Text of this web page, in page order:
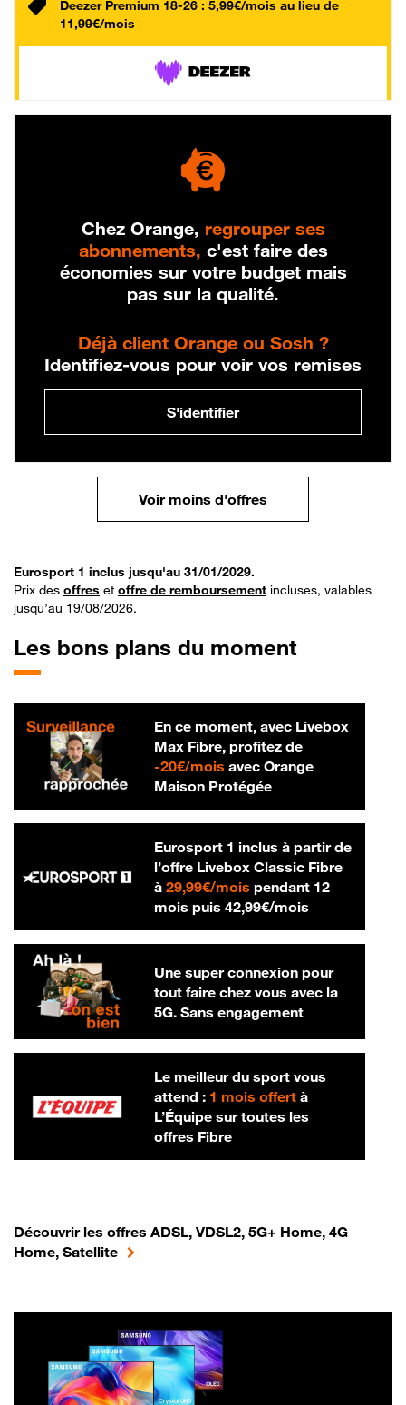
Deezer Premium 18-26 : 5,99€/mois au lieu de
11,99€/mois
Chez Orange, regrouper ses
abonnements, c'est faire des
économies sur votre budget mais
pas sur la qualité.
Déjà client Orange ou Sosh ?
Identifiez-vous pour voir vos remises
S'identifier
Voir moins d'offres
Eurosport 1 inclus jusqu'au 31/01/2029.
Prix des offres et offre de remboursement incluses, valables
jusqu’au 19/08/2026.
Les bons plans du moment
En ce moment, avec Livebox
Max Fibre, profitez de
-20€/mois20 € par mois
avec Orange
Maison Protégée
Eurosport 1 inclus à partir de
l’offre Livebox Classic Fibre
à 29,99€/mois29,99 € par mois
pendant 12
mois puis 42,99€/mois42,99 € par
Une super connexion pour
tout faire chez vous avec la
5G. Sans engagement
Le meilleur du sport vous
attend : 1 mois offertà
L’Équipe sur toutes les
offres Fibre
Découvrir les offres ADSL, VDSL2, 5G+ Home, 4G
Home, Satellite